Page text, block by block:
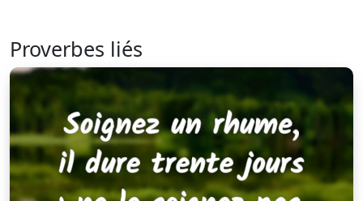
Proverbes liés